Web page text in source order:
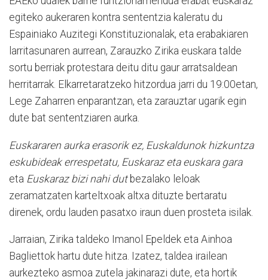
egiteko aukeraren kontra sententzia kaleratu du
Espainiako Auzitegi Konstituzionalak, eta erabakiaren
larritasunaren aurrean, Zarauzko Zirika euskara talde
sortu berriak protestara deitu ditu gaur arratsaldean
herritarrak. Elkarretaratzeko hitzordua jarri du 19:00etan,
Lege Zaharren enparantzan, eta zarauztar ugarik egin
dute bat sententziaren aurka.
Euskararen aurka erasorik ez, Euskaldunok hizkuntza
eskubideak errespetatu, Euskaraz eta euskara gara
eta Euskaraz bizi nahi dutbezalako leloak
zeramatzaten karteltxoak altxa dituzte bertaratu
direnek, ordu lauden pasatxo iraun duen prosteta isilak.
Jarraian, Zirika taldeko Imanol Epeldek eta Ainhoa
Bagliettok hartu dute hitza. Izatez, taldea irailean
aurkezteko asmoa zutela jakinarazi dute, eta hortik